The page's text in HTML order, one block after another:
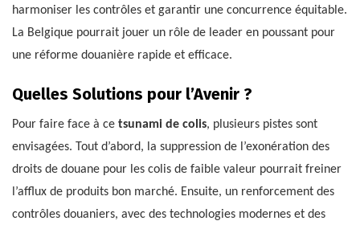
harmoniser les contrôles et garantir une concurrence équitable.
La Belgique pourrait jouer un rôle de leader en poussant pour
une réforme douanière rapide et efficace.
Quelles Solutions pour l’Avenir ?
Pour faire face à ce tsunami de colis, plusieurs pistes sont
envisagées. Tout d’abord, la suppression de l’exonération des
droits de douane pour les colis de faible valeur pourrait freiner
l’afflux de produits bon marché. Ensuite, un renforcement des
contrôles douaniers, avec des technologies modernes et des